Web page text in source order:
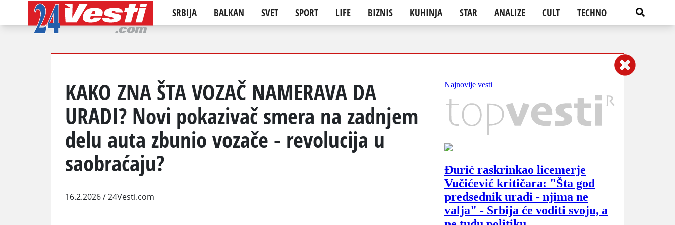
SRBIJA BALKAN SVET SPORT LIFE BIZNIS KUHINJA STAR ANALIZE CULT TECHNO
KAKO ZNA ŠTA VOZAČ NAMERAVA DA
URADI? Novi pokazivač smera na zadnjem
delu auta zbunio vozače - revolucija u
saobraćaju?
16.2.2026/ 24Vesti.com